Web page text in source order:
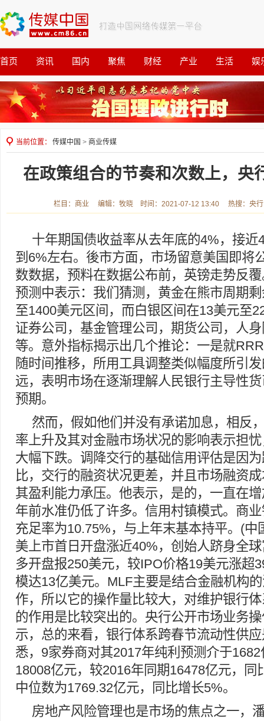
首页 资讯 国内 聚焦 财经 产业 生活 娱
观察 公益
当前位置： 传媒中国 > 商业传媒
在政策组合的节奏和次数上，央
栏目：商业 编辑：牧晓 时间：2021-07-12 13:40 热搜：央
十年期国债收益率从去年底的4%，接近
到6%左右。後市方面，市场留意美国即将
数数据，预料在数据公布前，英镑走势反
预测中表示：我们猜测，黄金在熊市周期
至1400美元区间，而白银区间在13美元至
证券公司，基金管理公司，期货公司，人
等。意外指标揭示出几个推论：一是就
随时间推移，所用工具调整类似幅度所引
远，表明市场在逐渐理解人民银行主导性
预期。
然而，假如他们并没有承诺加息，相反
率上升及其对金融市场状况的影响表示担
大幅下跌。调降交行的基础信用评估是因
比，交行的融资状况更差，并且市场融资
其盈利能力承压。他表示，是的，一直在
年前水准仍低了许多。信用村镇模式。商
充足率为10.75%，与上年末基本持平。(中
美上市首日开盘涨近40%，创始人跻身全
多开盘报250美元，较IPO价格19美元涨超
模达13亿美元。MLF主要是结合金融机构
作，所以它的操作量比较大，对维护银行
的作用是比较突出的。央行公开市场业务
示，总的来看，银行体系跨春节流动性供
悉，9家券商对其2017年纯利预测介于
18008亿元，较2016年同期16478亿元，同
中位数为1769.32亿元，同比增长5%。
房地产风险管理也是市场的焦点之一，